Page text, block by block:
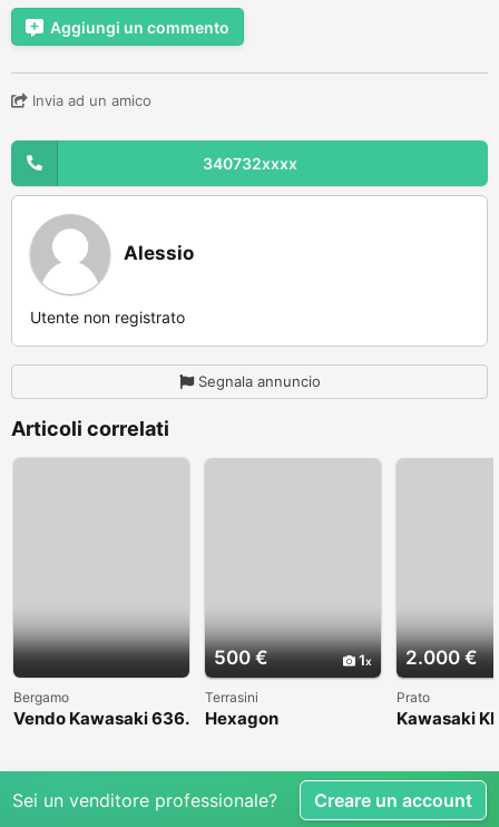
Aggiungi un commento
Invia ad un amico
340732xxxx
Alessio
Utente non registrato
Segnala annuncio
Articoli correlati
Bergamo
Vendo Kawasaki 636.
500 € 1
Terrasini
Hexagon
2.000 €
Prato
Kawasaki
Sei un venditore professionale? Creare un account